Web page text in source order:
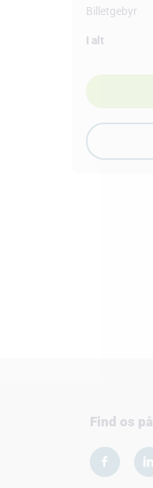
Billetgebyr
I alt
Find os på